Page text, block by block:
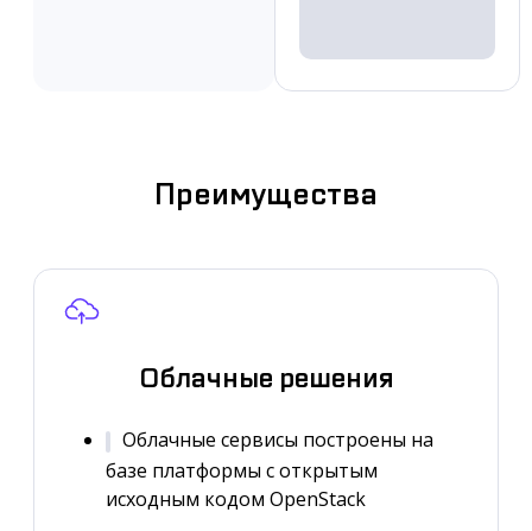
Преимущества
Облачные решения
Облачные сервисы построены на
базе платформы с открытым
исходным кодом OpenStack